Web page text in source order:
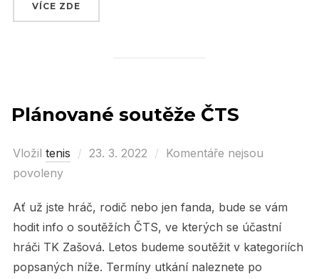
VÍCE ZDE
Plánované soutěže ČTS
Vložil tenis
Posted
23. 3. 2022
Komentáře nejsou
povoleny
Ať už jste hráč, rodič nebo jen fanda, bude se vám
hodit info o soutěžích ČTS, ve kterých se účastní
hráči TK Zašová. Letos budeme soutěžit v kategoriích
popsaných níže. Termíny utkání naleznete po